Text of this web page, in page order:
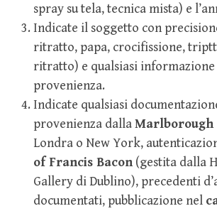
spray su tela, tecnica mista) e
Indicate il soggetto con
ritratto, papa, crocifissione,
ritratto) e qualsiasi informazione
provenienza.
Indicate qualsiasi
provenienza dallaMarlborough
Londra o New York,
of Francis Bacon (gestita dalla
Gallery di Dublino), precedenti
documentati, pubblicazione nel